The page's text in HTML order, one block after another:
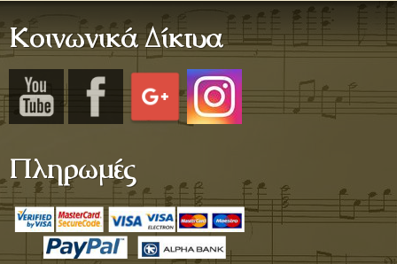
Κοινωνικά Δίκτυα
Πληρωμές